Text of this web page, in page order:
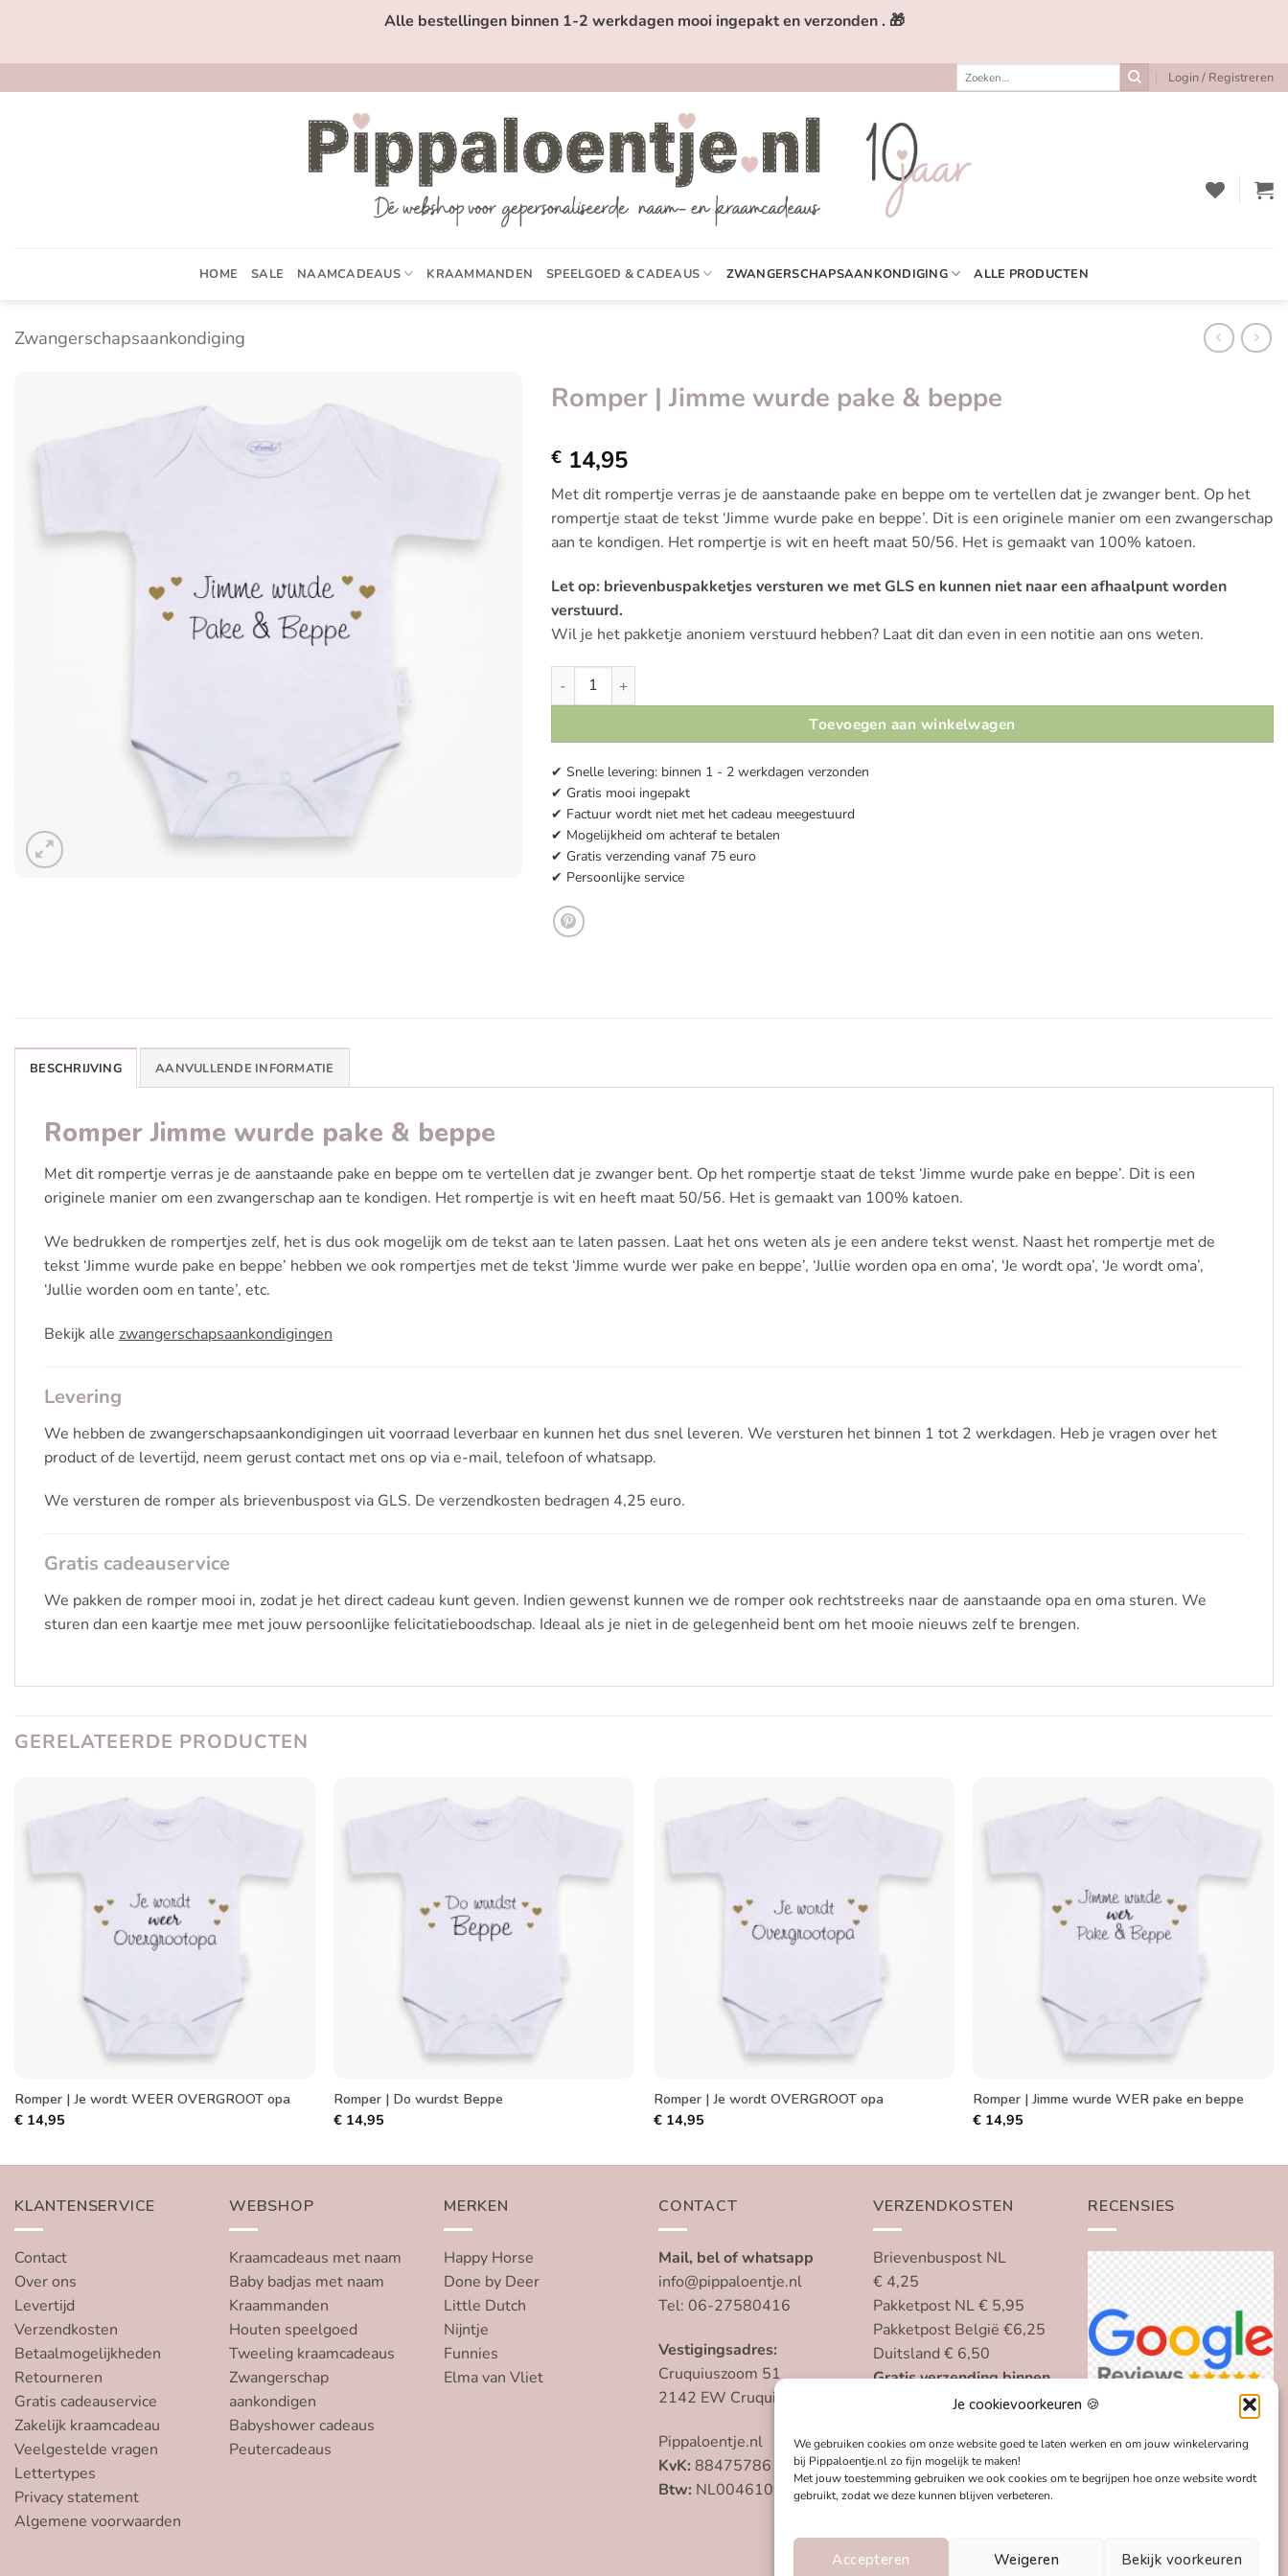
Je cookievoorkeuren 🍪
We gebruiken cookies om onze website goed te laten werken en om jouw winkelervaring
bij Pippaloentje.nl zo fijn mogelijk te maken!
Met jouw toestemming gebruiken we ook cookies om te begrijpen hoe onze website wordt
gebruikt, zodat we deze kunnen blijven verbeteren.
Accepteren Weigeren Bekijk voorkeuren
inhoud
Alle bestellingen binnen 1-2 werkdagen mooi ingepakt en verzonden . 🎁
Zoeken
naar:
Login / Registreren
HOME SALE NAAMCADEAUS KRAAMMANDEN SPEELGOED & CADEAUS ZWANGERSCHAPSAANKONDIGING ALLE PRODUCTEN
Zwangerschapsaankondiging
Romper | Jimme wurde pake & beppe
€ 14,95
Met dit rompertje verras je de aanstaande pake en beppe om te vertellen dat je zwanger bent. Op het
rompertje staat de tekst ‘Jimme wurde pake en beppe’. Dit is een originele manier om een zwangerschap
aan te kondigen. Het rompertje is wit en heeft maat 50/56. Het is gemaakt van 100% katoen.
Let op: brievenbuspakketjes versturen we met GLS en kunnen niet naar een afhaalpunt worden
verstuurd.
Wil je het pakketje anoniem verstuurd hebben? Laat dit dan even in een notitie aan ons weten.
Romper | Jimme wurde pake & beppe aantal
Toevoegen aan winkelwagen
✔ Snelle levering: binnen 1 - 2 werkdagen verzonden
✔ Gratis mooi ingepakt
✔ Factuur wordt niet met het cadeau meegestuurd
✔ Mogelijkheid om achteraf te betalen
✔ Gratis verzending vanaf 75 euro
✔ Persoonlijke service
BESCHRIJVING AANVULLENDE INFORMATIE
Romper Jimme wurde pake & beppe
Met dit rompertje verras je de aanstaande pake en beppe om te vertellen dat je zwanger bent. Op het rompertje staat de tekst ‘Jimme wurde pake en beppe’. Dit is een
originele manier om een zwangerschap aan te kondigen. Het rompertje is wit en heeft maat 50/56. Het is gemaakt van 100% katoen.
We bedrukken de rompertjes zelf, het is dus ook mogelijk om de tekst aan te laten passen. Laat het ons weten als je een andere tekst wenst. Naast het rompertje met de
tekst ‘Jimme wurde pake en beppe’ hebben we ook rompertjes met de tekst ‘Jimme wurde wer pake en beppe’, ‘Jullie worden opa en oma’, ‘Je wordt opa’, ‘Je wordt oma’,
‘Jullie worden oom en tante’, etc.
Bekijk alle zwangerschapsaankondigingen
Levering
We hebben de zwangerschapsaankondigingen uit voorraad leverbaar en kunnen het dus snel leveren. We versturen het binnen 1 tot 2 werkdagen. Heb je vragen over het
product of de levertijd, neem gerust contact met ons op via e-mail, telefoon of whatsapp.
We versturen de romper als brievenbuspost via GLS. De verzendkosten bedragen 4,25 euro.
Gratis cadeauservice
We pakken de romper mooi in, zodat je het direct cadeau kunt geven. Indien gewenst kunnen we de romper ook rechtstreeks naar de aanstaande opa en oma sturen. We
sturen dan een kaartje mee met jouw persoonlijke felicitatieboodschap. Ideaal als je niet in de gelegenheid bent om het mooie nieuws zelf te brengen.
GERELATEERDE PRODUCTEN
Romper | Je wordt WEER OVERGROOT opa
€14,95
Romper | Do wurdst Beppe
€ 14,95
Romper | Je wordt OVERGROOT opa
€14,95
Romper | Jimme wurde WER pake en beppe
€ 14,95
KLANTENSERVICE
Contact
Over ons
Levertijd
Verzendkosten
Betaalmogelijkheden
Retourneren
Gratis cadeauservice
Zakelijk kraamcadeau
Veelgestelde vragen
Lettertypes
Privacy statement
Algemene voorwaarden
WEBSHOP
Kraamcadeaus met naam
Baby badjas met naam
Kraammanden
Houten speelgoed
Tweeling kraamcadeaus
Zwangerschap
aankondigen
Babyshower cadeaus
Peutercadeaus
MERKEN
Happy Horse
Done by Deer
Little Dutch
Nijntje
Funnies
Elma van Vliet
CONTACT
Mail, bel of whatsapp
info@pippaloentje.nl
Tel: 06-27580416
Vestigingsadres:
Cruquiuszoom 51
2142 EW Cruquius
Pippaloentje.nl
KvK: 88475786
Btw: NL004610959B79
VERZENDKOSTEN
Brievenbuspost NL
€ 4,25
Pakketpost NL € 5,95
Pakketpost België €6,25
Duitsland € 6,50
Gratis verzending binnen
Nederland, België en
RECENSIES